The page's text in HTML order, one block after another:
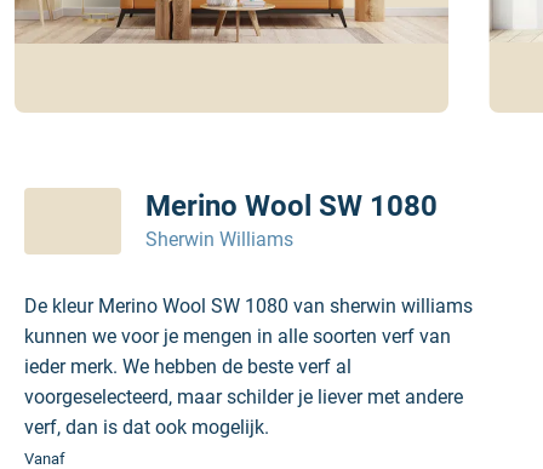
Merino Wool SW 1080
Sherwin Williams
De kleur Merino Wool SW 1080 van sherwin williams
kunnen we voor je mengen in alle soorten verf van
ieder merk. We hebben de beste verf al
voorgeselecteerd, maar schilder je liever met andere
verf, dan is dat ook mogelijk.
Vanaf